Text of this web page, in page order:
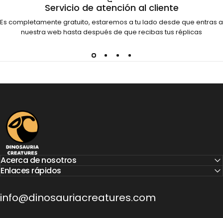
Servicio de atención al cliente
Es completamente gratuito, estaremos a tu lado desde que entras a
nuestra web hasta después de que recibas tus réplicas
Dinosauria Creatures
Acerca de nosotros
Enlaces rápidos
info@dinosauriacreatures.com